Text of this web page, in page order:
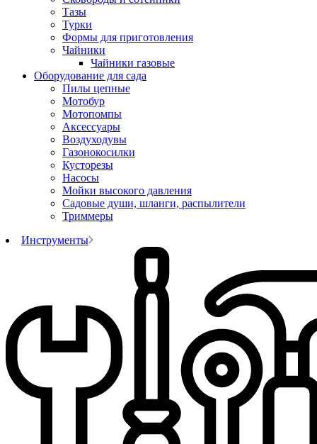
Тазы
Турки
Формы для приготовления
Чайники
Чайники газовые
Оборудование для сада
Пилы цепные
Мотобур
Мотопомпы
Аксессуары
Воздуходувы
Газонокосилки
Кусторезы
Насосы
Мойки высокого давления
Садовые души, шланги, распылители
Триммеры
Инструменты